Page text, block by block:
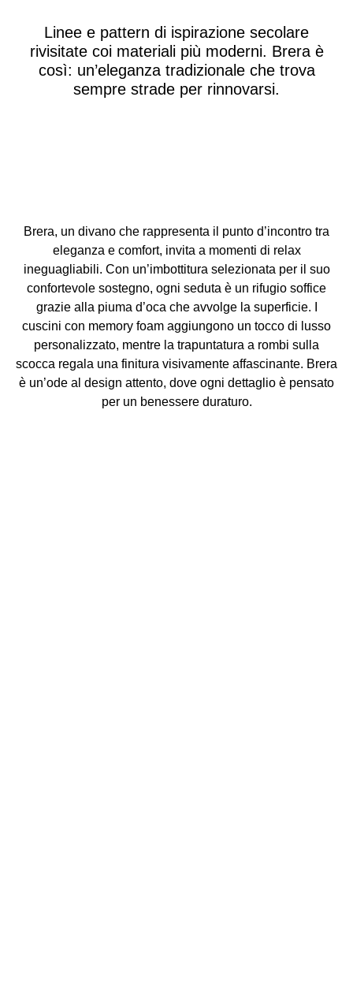
Linee e pattern di ispirazione secolare
rivisitate coi materiali più moderni. Brera è
così: un’eleganza tradizionale che trova
sempre strade per rinnovarsi.
Brera, un divano che rappresenta il punto d’incontro tra
eleganza e comfort, invita a momenti di relax
ineguagliabili. Con un’imbottitura selezionata per il suo
confortevole sostegno, ogni seduta è un rifugio soffice
grazie alla piuma d’oca che avvolge la superficie. I
cuscini con memory foam aggiungono un tocco di lusso
personalizzato, mentre la trapuntatura a rombi sulla
scocca regala una finitura visivamente affascinante. Brera
è un’ode al design attento, dove ogni dettaglio è pensato
per un benessere duraturo.